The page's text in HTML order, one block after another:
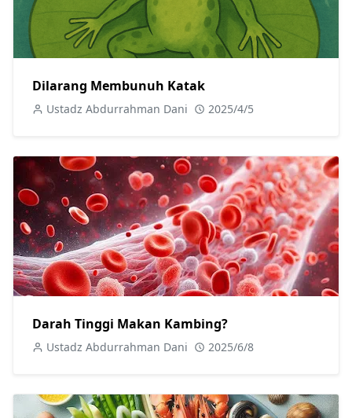
Dilarang Membunuh Katak
Ustadz Abdurrahman Dani 2025/4/5
Darah Tinggi Makan Kambing?
Ustadz Abdurrahman Dani 2025/6/8